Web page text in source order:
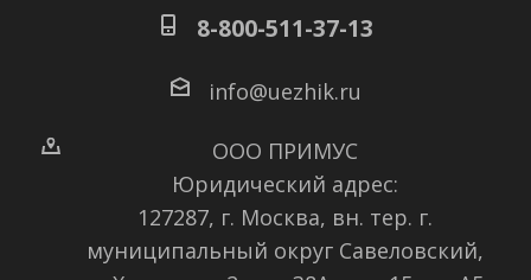
8-800-511-37-13
info@uezhik.ru
ООО ПРИМУС
Юридический адрес:
127287, г. Москва, вн. тер. г.
муниципальный округ Савеловский,